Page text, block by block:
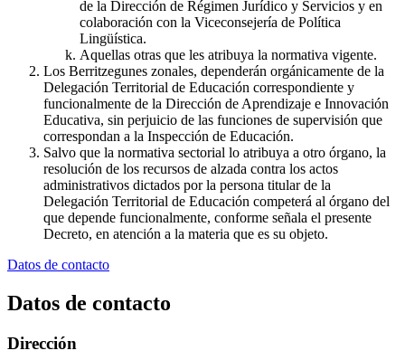
de la Dirección de Régimen Jurídico y Servicios y en
colaboración con la Viceconsejería de Política
Lingüística.
Aquellas otras que les atribuya la normativa vigente.
Los Berritzegunes zonales, dependerán orgánicamente de la
Delegación Territorial de Educación correspondiente y
funcionalmente de la Dirección de Aprendizaje e Innovación
Educativa, sin perjuicio de las funciones de supervisión que
correspondan a la Inspección de Educación.
Salvo que la normativa sectorial lo atribuya a otro órgano, la
resolución de los recursos de alzada contra los actos
administrativos dictados por la persona titular de la
Delegación Territorial de Educación competerá al órgano del
que depende funcionalmente, conforme señala el presente
Decreto, en atención a la materia que es su objeto.
Datos de contacto
Datos de contacto
Dirección